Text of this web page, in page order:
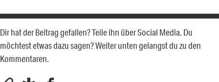
Dir hat der Beitrag gefallen? Teile ihn über Social Media. Du
möchtest etwas dazu sagen? Weiter unten gelangst du zu den
Kommentaren.